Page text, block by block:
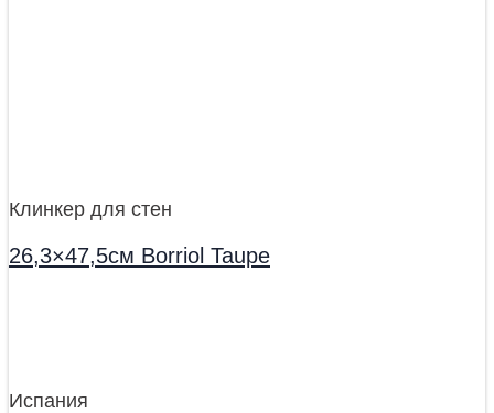
Клинкер для стен
26,3×47,5см Borriol Taupe
Испания